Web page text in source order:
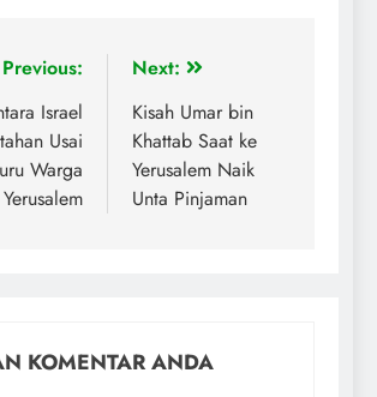
Previous:
Israel
Usai
Warga
Next:
Kisah Umar bin
Khattab Saat ke
Yerusalem Naik
Unta Pinjaman
KOMENTAR ANDA